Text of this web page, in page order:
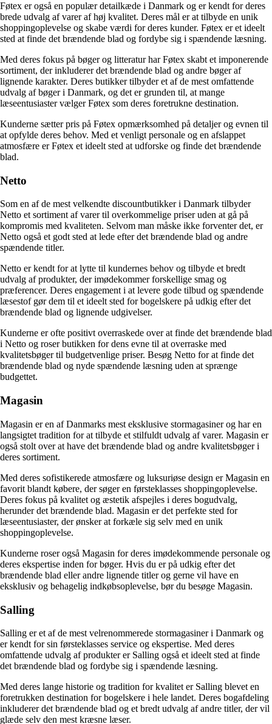
Føtex er også en populær detailkæde i Danmark og er kendt for deres
brede udvalg af varer af høj kvalitet. Deres mål er at tilbyde en unik
shoppingoplevelse og skabe værdi for deres kunder. Føtex er et ideelt
sted at finde det brændende blad og fordybe sig i spændende læsning.
Med deres fokus på bøger og litteratur har Føtex skabt et imponerende
sortiment, der inkluderer det brændende blad og andre bøger af
lignende karakter. Deres butikker tilbyder et af de mest omfattende
udvalg af bøger i Danmark, og det er grunden til, at mange
læseentusiaster vælger Føtex som deres foretrukne destination.
Kunderne sætter pris på Føtex opmærksomhed på detaljer og evnen til
at opfylde deres behov. Med et venligt personale og en afslappet
atmosfære er Føtex et ideelt sted at udforske og finde det brændende
blad.
Netto
Som en af ​​de mest velkendte discountbutikker i Danmark tilbyder
Netto et sortiment af varer til overkommelige priser uden at gå på
kompromis med kvaliteten. Selvom man måske ikke forventer det, er
Netto også et godt sted at lede efter det brændende blad og andre
spændende titler.
Netto er kendt for at lytte til kundernes behov og tilbyde et bredt
udvalg af produkter, der imødekommer forskellige smag og
præferencer. Deres engagement i at levere gode tilbud og spændende
læsestof gør dem til et ideelt sted for bogelskere på udkig efter det
brændende blad og lignende udgivelser.
Kunderne er ofte positivt overraskede over at finde det brændende blad
i Netto og roser butikken for dens evne til at overraske med
kvalitetsbøger til budgetvenlige priser. Besøg Netto for at finde det
brændende blad og nyde spændende læsning uden at sprænge
budgettet.
Magasin
Magasin er en af ​​Danmarks mest eksklusive stormagasiner og har en
langsigtet tradition for at tilbyde et stilfuldt udvalg af varer. Magasin er
også stolt over at have det brændende blad og andre kvalitetsbøger i
deres sortiment.
Med deres sofistikerede atmosfære og luksuriøse design er Magasin en
favorit blandt købere, der søger en førsteklasses shoppingoplevelse.
Deres fokus på kvalitet og æstetik afspejles i deres bogudvalg,
herunder det brændende blad. Magasin er det perfekte sted for
læseentusiaster, der ønsker at forkæle sig selv med en unik
shoppingoplevelse.
Kunderne roser også Magasin for deres imødekommende personale og
deres ekspertise inden for bøger. Hvis du er på udkig efter det
brændende blad eller andre lignende titler og gerne vil have en
eksklusiv og behagelig indkøbsoplevelse, bør du besøge Magasin.
Salling
Salling er et af de mest velrenommerede stormagasiner i Danmark og
er kendt for sin førsteklasses service og ekspertise. Med deres
omfattende udvalg af produkter er Salling også et ideelt sted at finde
det brændende blad og fordybe sig i spændende læsning.
Med deres lange historie og tradition for kvalitet er Salling blevet en
foretrukken destination for bogelskere i hele landet. Deres bogafdeling
inkluderer det brændende blad og et bredt udvalg af andre titler, der vil
glæde selv den mest kræsne læser.